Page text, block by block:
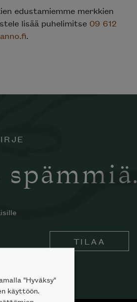
edustamiemme merkkien
lisää puhelimitse 09 612
.
spämmiä.
TILAA
"Hyväksy"
käyttöön.